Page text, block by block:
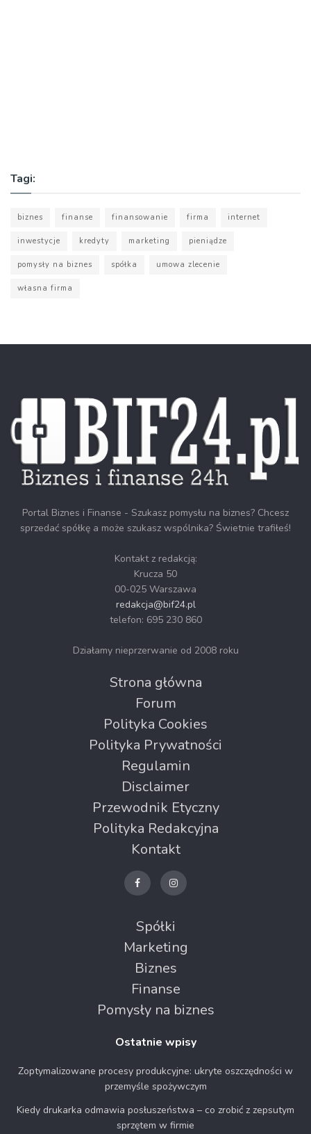
Tagi:
biznes finanse finansowanie firma internet
inwestycje kredyty marketing pieniądze
pomysły na biznes spółka umowa zlecenie
własna firma
Portal Biznes i Finanse - Szukasz pomysłu na biznes? Chcesz
sprzedać spółkę a może szukasz wspólnika? Świetnie trafiłeś!
Kontakt z redakcją:
Krucza 50
00-025 Warszawa
redakcja@bif24.pl
telefon: 695 230 860
Działamy nieprzerwanie od 2008 roku
Strona główna
Forum
Polityka Cookies
Polityka Prywatności
Regulamin
Disclaimer
Przewodnik Etyczny
Polityka Redakcyjna
Kontakt
Spółki
Marketing
Biznes
Finanse
Pomysły na biznes
Ostatnie wpisy
Zoptymalizowane procesy produkcyjne: ukryte oszczędności w
przemyśle spożywczym
Kiedy drukarka odmawia posłuszeństwa – co zrobić z zepsutym
sprzętem w firmie